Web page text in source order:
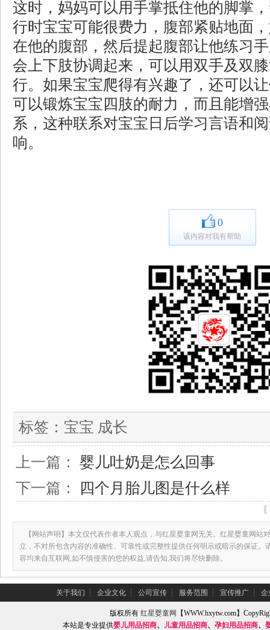
这时，妈妈可以用手掌抵住他的脚掌
行时宝宝可能很费力，腹部紧贴地面
在他的腹部，然后提起腹部让他练习
会上下肢协调起来，可以用双手及双
行。如果宝宝爬得有兴趣了，还可以
可以锻炼宝宝四肢的耐力，而且能增
系，这种联系对宝宝日后学习言语和
响。
0
该内容对我有帮助
标签： 宝宝 成长
上一篇： 婴儿吐奶是怎么回事
下一篇：
四个月胎儿图是什么样
【网站声明】本文仅代表作者本人观点，与红星婴童网无关。红星婴童网站
立，不对所包含内容的准确性、可靠性或完整性提供任何明示或暗示的保证。
容均来自互联网,如不慎侵害的您的权益,请告知,我们将尽快删除。
关于我们 ┆ 企业文化 ┆ 公司宣传 ┆ 服务范围 ┆ 宣传推广 ┆ 企
版权所有红星婴童网
【WWW.hxytw.com】
本站是专业提供婴儿用品招商、 儿童用品招商、 孕妇用品招商、